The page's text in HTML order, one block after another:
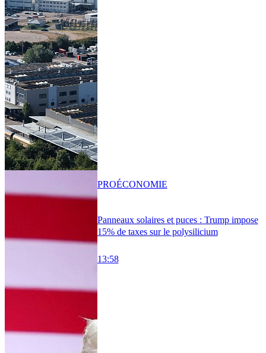
Panneaux solaires et puces : Trump impose
15% de taxes sur le polysilicium
13:58
PROÉCONOMIE